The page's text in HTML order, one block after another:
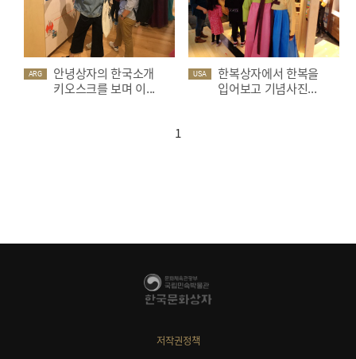
ARG
안녕상자의 한국소개
키오스크를 보며 이...
USA
한복상자에서 한복을
입어보고 기념사진...
1
저작권정책